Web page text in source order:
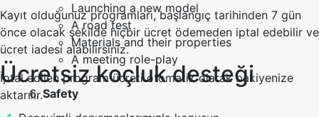
Launching a new model
A road test
Materials and their properties
A meeting role-play
Safety
Kayıt olduğunuz programları, başlangıç tarihinden 7 gün
önce olacak şekilde hiçbir ücret ödemeden iptal edebilir ve
ücret iadesi alabilirsiniz.
İptal edilen program ücreti otomatik olarak bakiyenize
aktarılır.
Ücretsiz koçluk desteği